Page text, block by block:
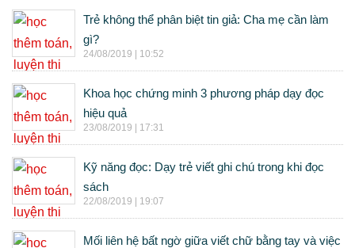
Trẻ không thể phân biệt tin giả: Cha mẹ cần làm
gì?
24/08/2019 | 10:52
Khoa học chứng minh 3 phương pháp dạy đọc
hiệu quả
23/08/2019 | 17:31
Kỹ năng đọc: Dạy trẻ viết ghi chú trong khi đọc
sách
22/08/2019 | 19:07
Mối liên hệ bất ngờ giữa viết chữ bằng tay và việc